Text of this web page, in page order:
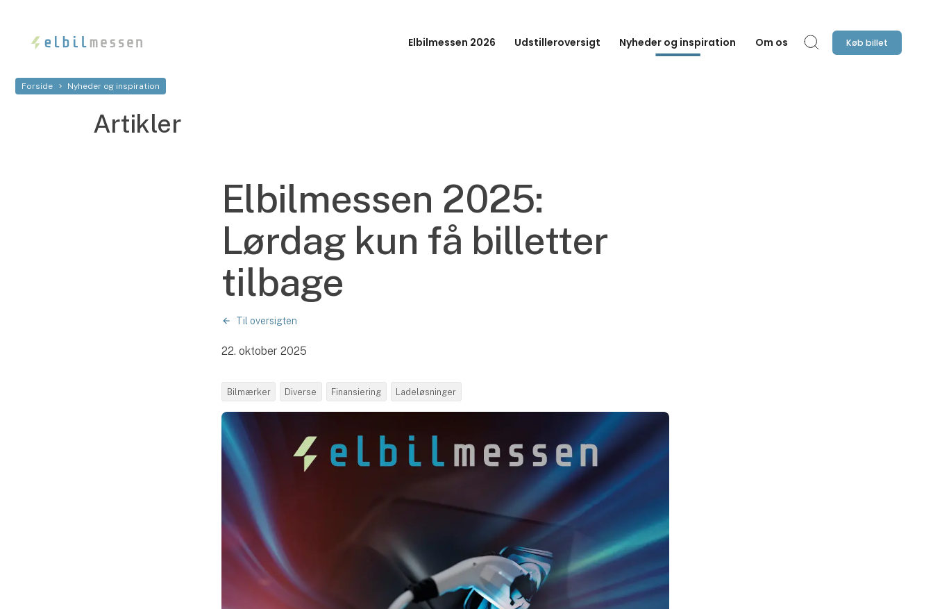
Elbilmessen 2026 Udstilleroversigt Nyheder og inspiration Om os Søg Køb billet
Forside Nyheder og inspiration
Artikler
Elbilmessen 2025:
Lørdag kun få billetter
tilbage
Til oversigten
22. oktober 2025
Bilmærker Diverse Finansiering Ladeløsninger